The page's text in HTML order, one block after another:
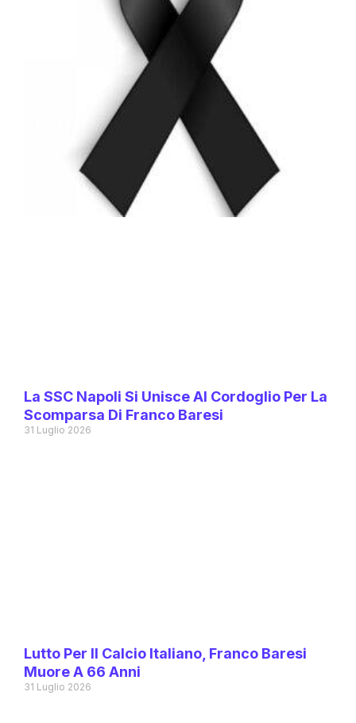
La SSC Napoli Si Unisce Al Cordoglio Per La
Scomparsa Di Franco Baresi
31 Luglio 2026
Lutto Per Il Calcio Italiano, Franco Baresi
Muore A 66 Anni
31 Luglio 2026